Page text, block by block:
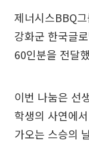
제너시스BBQ
강화군 한국글
60인분을 전달
이번 나눔은 선
학생의 사연에
가오는 스승의